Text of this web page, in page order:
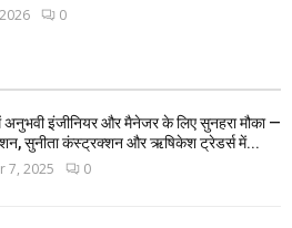
0
अनुभवी इंजीनियर और मैनेजर के लिए सुनहरा मौका —
सुनीता कंस्ट्रक्शन और ऋषिकेश ट्रेडर्स में...
7, 2025 0